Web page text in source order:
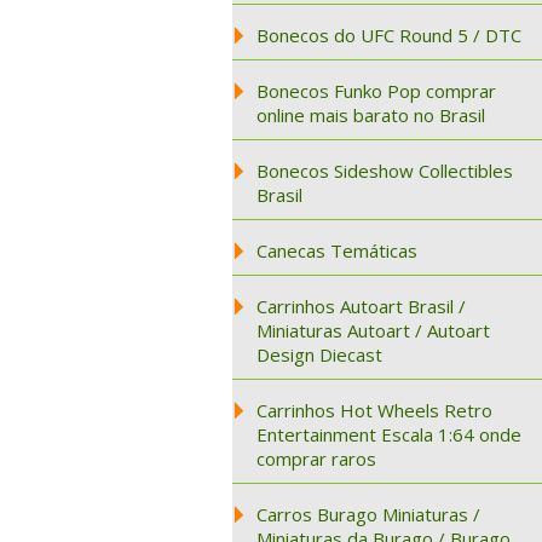
Bonecos do UFC Round 5 / DTC
Bonecos Funko Pop comprar
online mais barato no Brasil
Bonecos Sideshow Collectibles
Brasil
Canecas Temáticas
Carrinhos Autoart Brasil /
Miniaturas Autoart / Autoart
Design Diecast
Carrinhos Hot Wheels Retro
Entertainment Escala 1:64 onde
comprar raros
Carros Burago Miniaturas /